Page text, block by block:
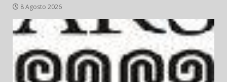
8 Agosto 2026